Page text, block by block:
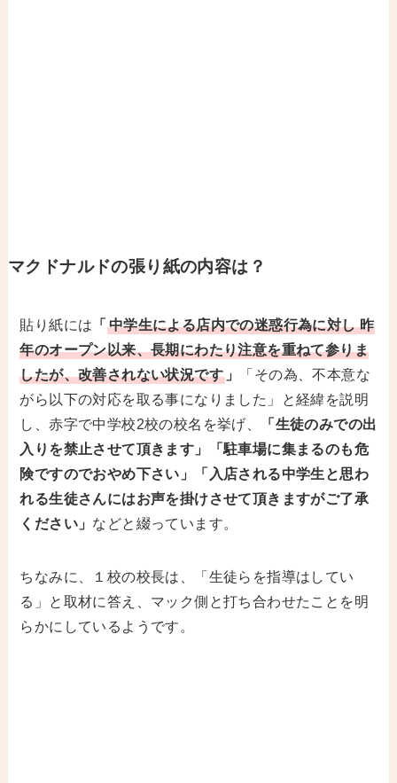
マクドナルドの張り紙の内容は？
貼り紙には 「 中学生による店内での迷惑行為に対し 昨
年のオープン以来、長期にわたり注意を重ねて参りま
したが、改善されない状況です 」
「その為、不本意な
がら以下の対応を取る事になりました」と経緯を説明
し、赤字で中学校2校の校名を挙げ、
「生徒のみでの出
入りを禁止させて頂きます」「駐車場に集まるのも危
険ですのでおやめ下さい」「入店される中学生と思わ
れる生徒さんにはお声を掛けさせて頂きますがご了承
ください」 などと綴っています。
ちなみに、１校の校長は、「生徒らを指導はしてい
る」と取材に答え、マック側と打ち合わせたことを明
らかにしているようです。